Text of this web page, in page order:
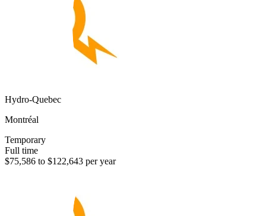
Hydro-Quebec
Montréal
Temporary
Full time
$75,586 to $122,643 per year